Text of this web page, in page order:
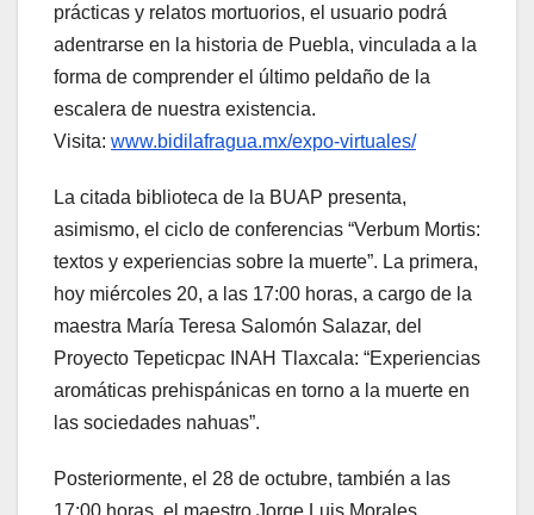
prácticas y relatos mortuorios, el usuario podrá
adentrarse en la historia de Puebla, vinculada a la
forma de comprender el último peldaño de la
escalera de nuestra existencia.
Visita: www.bidilafragua.mx/expo-virtuales/
La citada biblioteca de la BUAP presenta,
asimismo, el ciclo de conferencias “Verbum Mortis:
textos y experiencias sobre la muerte”. La primera,
hoy miércoles 20, a las 17:00 horas, a cargo de la
maestra María Teresa Salomón Salazar, del
Proyecto Tepeticpac INAH Tlaxcala: “Experiencias
aromáticas prehispánicas en torno a la muerte en
las sociedades nahuas”.
Posteriormente, el 28 de octubre, también a las
17:00 horas, el maestro Jorge Luis Morales